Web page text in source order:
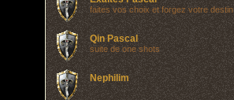
faites vos choix et forgez votre destin
Qin Pascal
suite de one shots
Nephilim